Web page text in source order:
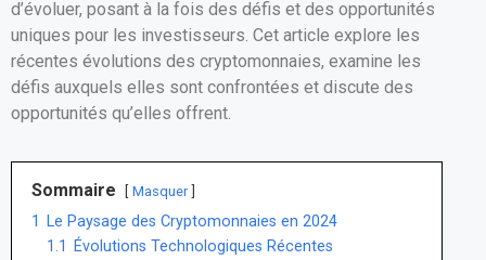
o
k
p
p
d’évoluer, posant à la fois des défis et des opportunités
uniques pour les investisseurs. Cet article explore les
récentes évolutions des cryptomonnaies, examine les
défis auxquels elles sont confrontées et discute des
opportunités qu’elles offrent.
Sommaire Masquer
1
Le Paysage des Cryptomonnaies en 2024
1.1
Évolutions Technologiques Récentes